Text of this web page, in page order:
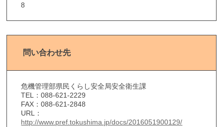
8
問い合わせ先
危機管理部県民くらし安全局安全衛生課
TEL：088-621-2229
FAX：088-621-2848
URL：
http://www.pref.tokushima.jp/docs/2016051900129/